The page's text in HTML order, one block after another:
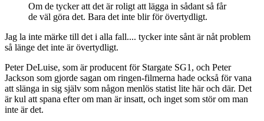
Om de tycker att det är roligt att lägga in sådant så får
de väl göra det. Bara det inte blir för övertydligt.
Jag la inte märke till det i alla fall.... tycker inte sånt är nåt problem
så länge det inte är övertydligt.
Peter DeLuise, som är producent för Stargate SG1, och Peter
Jackson som gjorde sagan om ringen-filmerna hade också för vana
att slänga in sig själv som någon menlös statist lite här och där. Det
är kul att spana efter om man är insatt, och inget som stör om man
inte är det.